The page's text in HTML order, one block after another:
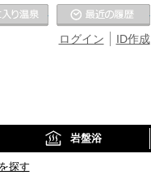
ID作成
ログイン
お気に入りの温泉
岩盤浴
探す